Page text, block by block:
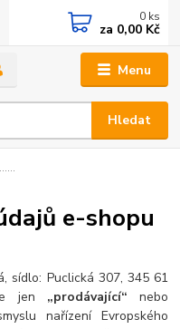
Menu
Hledat
0 ks
za 0,00 Kč
e-shopu
sídlo: Puclická 307, 345 61
jen „prodávající“ nebo
nařízení Evropského